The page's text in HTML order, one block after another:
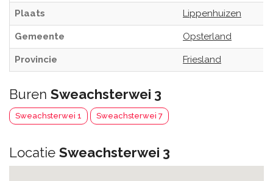
Plaats Lippenhuizen
Gemeente Opsterland
Provincie Friesland
Buren Sweachsterwei 3
Sweachsterwei 1 Sweachsterwei 7
Locatie Sweachsterwei 3